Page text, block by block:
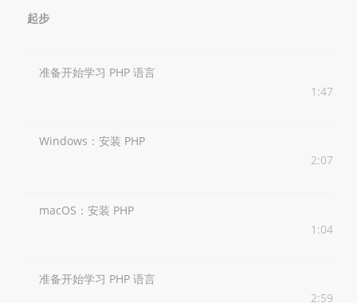
起步
准备开始学习 PHP 语言
1:47
Windows：安装 PHP
2:07
macOS：安装 PHP
1:04
准备开始学习 PHP 语言
2:59